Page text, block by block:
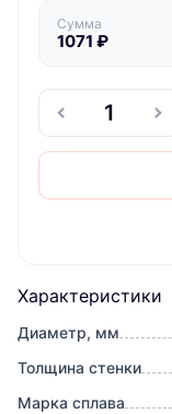
Характеристики
Диаметр, мм
Толщина стенки
Марка сплава
Сумма
1071 ₽